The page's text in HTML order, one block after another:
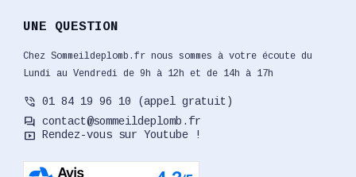
UNE QUESTION
Chez Sommeildeplomb.fr nous sommes à votre écoute du
Lundi au Vendredi de 9h à 12h et de 14h à 17h
phone_in_talk 01 84 19 96 10 (appel gratuit)
forum contact@sommeildeplomb.fr
smart_display Rendez-vous sur Youtube !